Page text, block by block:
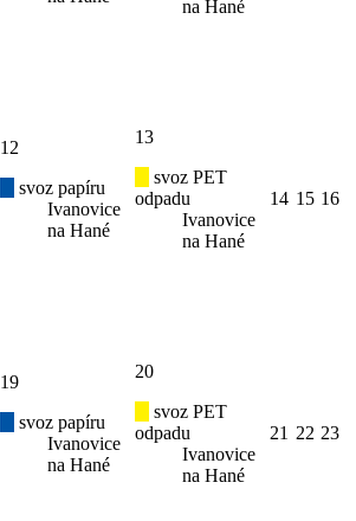
na Hané
12
svoz papíru
Ivanovice
na Hané
13
svoz PET
odpadu
Ivanovice
na Hané
14 15 16
19
svoz papíru
Ivanovice
na Hané
20
svoz PET
odpadu
Ivanovice
na Hané
21 22 23